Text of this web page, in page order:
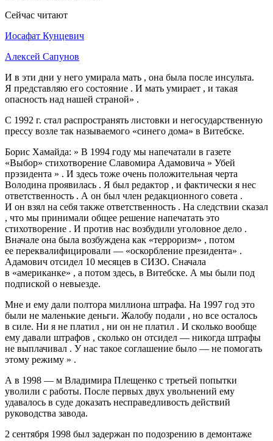
Сейчас читают
Иосафат Кунцевич
Алексей Сапунов
И в эти дни у него умирала мать , она была после инсульта.
Я представляю его состояние . И мать умирает , и такая
опасность над нашей страной» .
С 1992 г. стал распространять листовки и негосударственную
прессу возле так называемого «синего дома» в Витебске.
Борис Хамайда: » В 1994 году мы напечатали в газете
«Выбор» стихотворение Славомира Адамовича » Убей
прэзидента » . И здесь тоже очень положительная черта
Володина проявилась . Я был редактор , и фактически я нес
ответственность . А он был член редакционного совета .
И он взял на себя также ответственность . На следствии сказал
, что мы принимали общее решение напечатать это
стихотворение . И против нас возбудили уголовное дело .
Вначале она была возбуждена как «терроризм» , потом
ее переквалифицировали — «оскорбление президента» .
Адамович отсидел 10 месяцев в СИЗО. Сначала
в «американке» , а потом здесь, в Витебске. А мы были под
подпиской о невыезде.
Мне и ему дали полтора миллиона штрафа. На 1997 год это
были не маленькие деньги. Жалобу подали , но все осталось
в силе. Ни я не платил , ни он не платил . И сколько вообще
ему давали штрафов , сколько он отсидел — никогда штрафы
не выплачивал . У нас такое соглашение было — не помогать
этому режиму » .
А в 1998 — м Владимира Плещенко с третьей попытки
уволили с работы. После первых двух увольнений ему
удавалось в суде доказать несправедливость действий
руководства завода.
2 сентября 1998 был задержан по подозрению в демонтаже